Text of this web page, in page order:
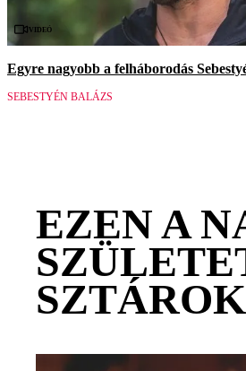
Videó
Egyre nagyobb a felháborodás
SEBESTYÉN BALÁZS
EZEN A
SZTÁROK